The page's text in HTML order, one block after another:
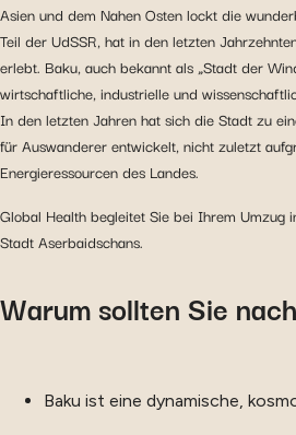
Asien und dem Nahen Osten lockt die
Teil der UdSSR, hat in den letzten
erlebt. Baku, auch bekannt als „Stadt der
wirtschaftliche, industrielle und
In den letzten Jahren hat sich die Stadt zu
für Auswanderer entwickelt, nicht zuletzt
Energieressourcen des Landes.
Global Health begleitet Sie bei Ihrem Umzug
Stadt Aserbaidschans.
Warum sollten Sie
Baku ist eine dynamische,